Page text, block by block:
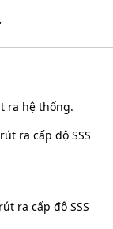
ra hệ thống.
ra cấp độ SSS
ra cấp độ SSS